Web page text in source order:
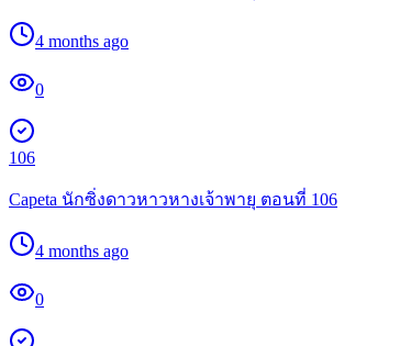
4 months ago
0
106
Capeta นักซิ่งดาวหาวหางเจ้าพายุ ตอนที่ 106
4 months ago
0